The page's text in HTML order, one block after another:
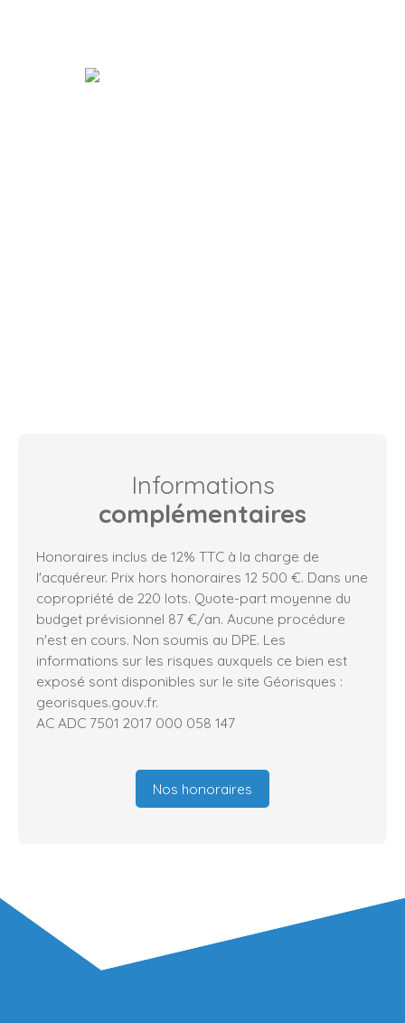
Informations
complémentaires
Honoraires inclus de 12% TTC à la charge de
l'acquéreur. Prix hors honoraires 12 500 €. Dans une
copropriété de 220 lots. Quote-part moyenne du
budget prévisionnel 87 €/an. Aucune procédure
n'est en cours. Non soumis au DPE. Les
informations sur les risques auxquels ce bien est
exposé sont disponibles sur le site Géorisques :
georisques.gouv.fr.
AC ADC 7501 2017 000 058 147
Nos honoraires